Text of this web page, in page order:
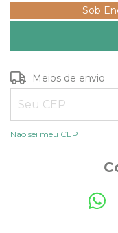
Sob
Entregas para o CEP:
Meios de envio
Não sei meu CEP